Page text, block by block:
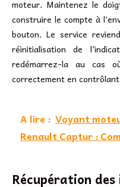
moteur. Maintenez le
construire le compte à
bouton. Le service
réinitialisation de
redémarrez-la au cas
correctement en
A lire : Voyant
Renault Captur :
Récupération